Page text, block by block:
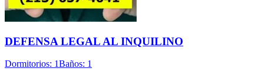
DEFENSA LEGAL AL INQUILINO
Dormitorios: 1Baños: 1